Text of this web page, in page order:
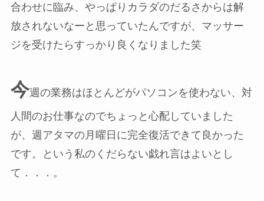
合わせに臨み、やっぱりカラダのだるさからは解
放されないなーと思っていたんですが、マッサー
ジを受けたらすっかり良くなりました笑
今週の業務はほとんどがパソコンを使わない、対
人間のお仕事なのでちょっと心配していました
が、週アタマの月曜日に完全復活できて良かった
です。という私のくだらない戯れ言はよいとし
て．．．。